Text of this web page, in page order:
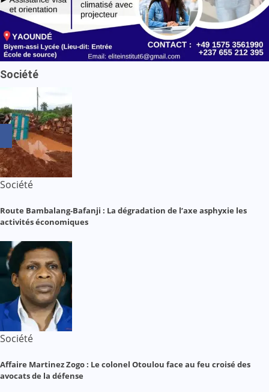
Société
Société
Route Bambalang-Bafanji : La dégradation de l’axe asphyxie les
activités économiques
Société
Affaire Martinez Zogo : Le colonel Otoulou face au feu croisé des
avocats de la défense